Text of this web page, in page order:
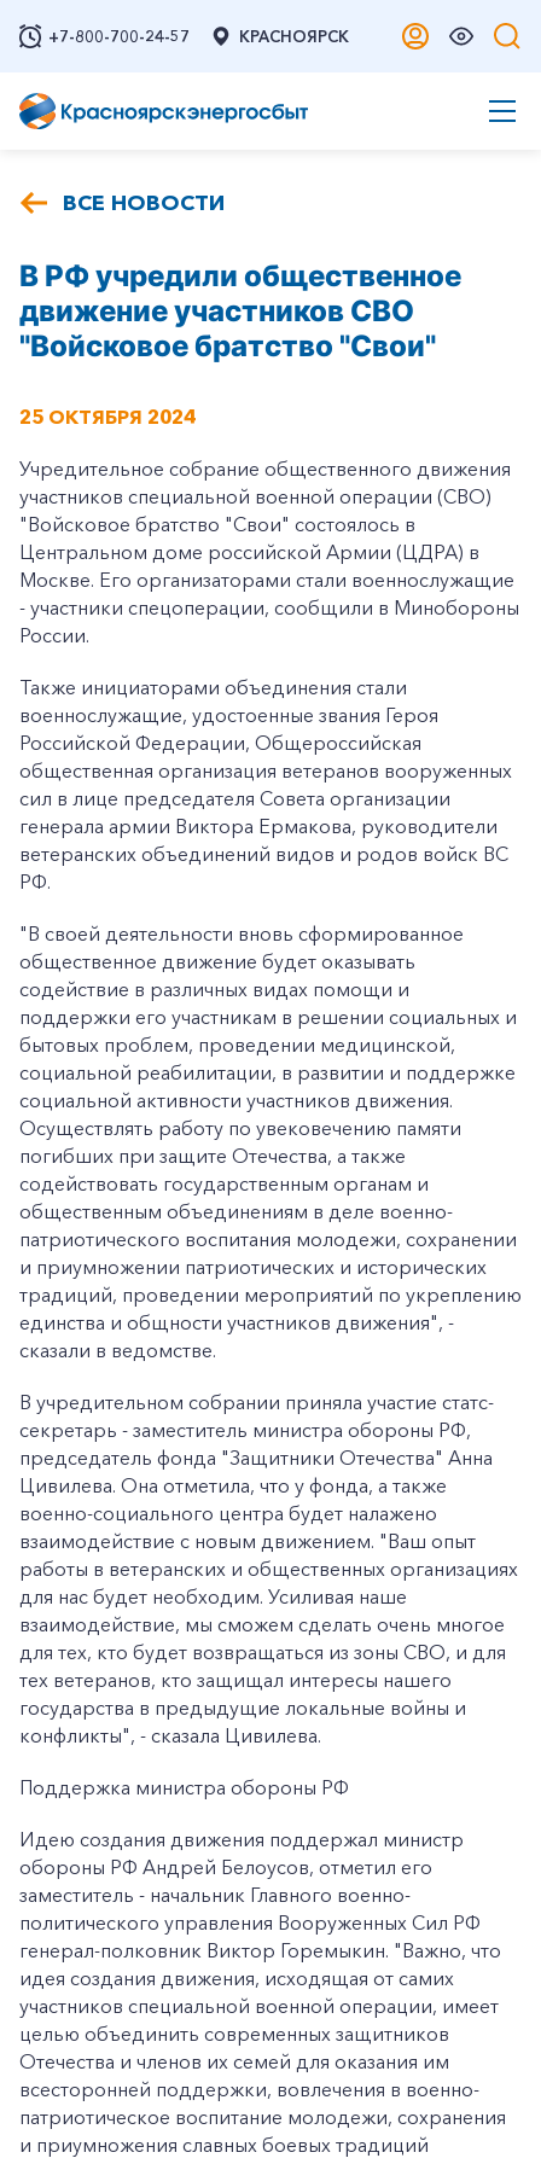
+7-800-700-24-57 КРАСНОЯРСК
ВСЕ НОВОСТИ
В РФ учредили общественное
движение участников СВО
"Войсковое братство "Свои"
25 ОКТЯБРЯ 2024
Учредительное собрание общественного движения
участников специальной военной операции (СВО)
"Войсковое братство "Свои" состоялось в
Центральном доме российской Армии (ЦДРА) в
Москве. Его организаторами стали военнослужащие
- участники спецоперации, сообщили в Минобороны
России.
Также инициаторами объединения стали
военнослужащие, удостоенные звания Героя
Российской Федерации, Общероссийская
общественная организация ветеранов вооруженных
сил в лице председателя Совета организации
генерала армии Виктора Ермакова, руководители
ветеранских объединений видов и родов войск ВС
РФ.
"В своей деятельности вновь сформированное
общественное движение будет оказывать
содействие в различных видах помощи и
поддержки его участникам в решении социальных и
бытовых проблем, проведении медицинской,
социальной реабилитации, в развитии и поддержке
социальной активности участников движения.
Осуществлять работу по увековечению памяти
погибших при защите Отечества, а также
содействовать государственным органам и
общественным объединениям в деле военно-
патриотического воспитания молодежи, сохранении
и приумножении патриотических и исторических
традиций, проведении мероприятий по укреплению
единства и общности участников движения", -
сказали в ведомстве.
В учредительном собрании приняла участие статс-
секретарь - заместитель министра обороны РФ,
председатель фонда "Защитники Отечества" Анна
Цивилева. Она отметила, что у фонда, а также
военно-социального центра будет налажено
взаимодействие с новым движением. "Ваш опыт
работы в ветеранских и общественных организациях
для нас будет необходим. Усиливая наше
взаимодействие, мы сможем сделать очень многое
для тех, кто будет возвращаться из зоны СВО, и для
тех ветеранов, кто защищал интересы нашего
государства в предыдущие локальные войны и
конфликты", - сказала Цивилева.
Поддержка министра обороны РФ
Идею создания движения поддержал министр
обороны РФ Андрей Белоусов, отметил его
заместитель - начальник Главного военно-
политического управления Вооруженных Сил РФ
генерал-полковник Виктор Горемыкин. "Важно, что
идея создания движения, исходящая от самих
участников специальной военной операции, имеет
целью объединить современных защитников
Отечества и членов их семей для оказания им
всесторонней поддержки, вовлечения в военно-
патриотическое воспитание молодежи, сохранения
и приумножения славных боевых традиций